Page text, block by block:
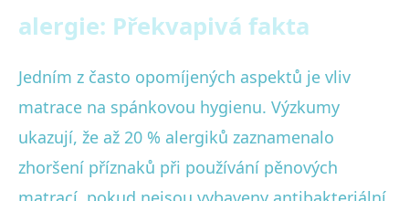
alergie: Překvapivá fakta
Jedním z často opomíjených aspektů je vliv
matrace na spánkovou hygienu. Výzkumy
ukazují, že až 20 % alergiků zaznamenalo
zhoršení příznaků při používání pěnových